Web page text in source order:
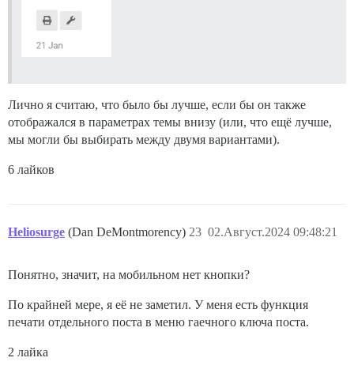
Лично я считаю, что было бы лучше, если бы он также
отображался в параметрах темы внизу (или, что ещё лучше,
мы могли бы выбирать между двумя вариантами).
6 лайков
Heliosurge (Dan DeMontmorency) 02.Август.2024 09:48:21
23
Понятно, значит, на мобильном нет кнопки?
По крайней мере, я её не заметил. У меня есть функция
печати отдельного поста в меню гаечного ключа поста.
2 лайка